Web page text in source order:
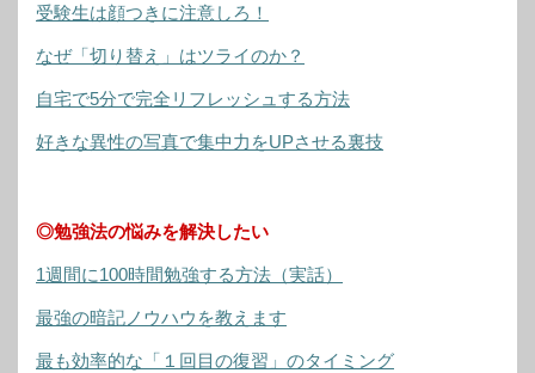
受験生は顔つきに注意しろ！
なぜ「切り替え」はツライのか？
自宅で5分で完全リフレッシュする方法
好きな異性の写真で集中力をUPさせる裏技
◎勉強法の悩みを解決したい
1週間に100時間勉強する方法（実話）
最強の暗記ノウハウを教えます
最も効率的な「１回目の復習」のタイミング